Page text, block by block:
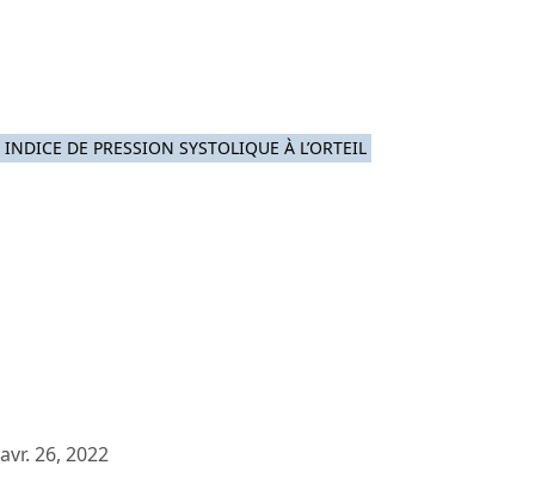
INDICE DE PRESSION SYSTOLIQUE À L’ORTEIL
avr. 26, 2022